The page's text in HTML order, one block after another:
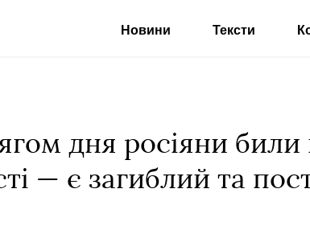
Новини Тексти
дня росіяни били
— є загиблий та